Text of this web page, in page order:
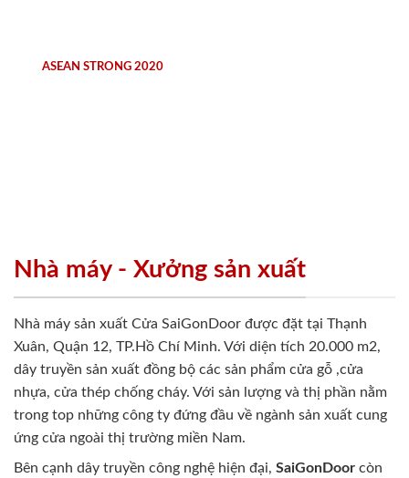
ASEAN STRONG 2020
Nhà máy - Xưởng sản xuất
Nhà máy sản xuất Cửa SaiGonDoor được đặt tại Thạnh
Xuân, Quận 12, TP.Hồ Chí Minh. Với diện tích 20.000 m2,
dây truyền sản xuất đồng bộ các sản phẩm cửa gỗ ,cửa
nhựa, cửa thép chống cháy. Với sản lượng và thị phần nằm
trong top những công ty đứng đầu về ngành sản xuất cung
ứng cửa ngoài thị trường miền Nam.
Bên cạnh dây truyền công nghệ hiện đại, SaiGonDoor còn